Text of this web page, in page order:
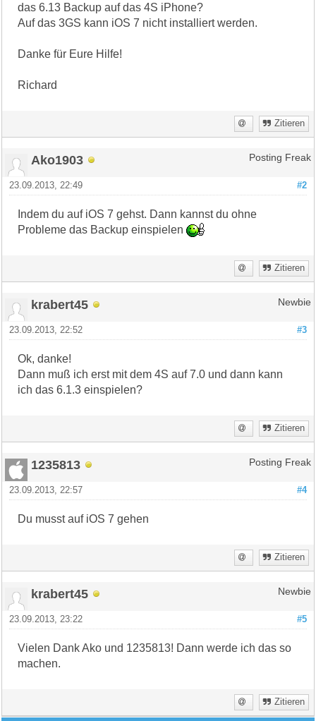
das 6.13 Backup auf das 4S iPhone?
Auf das 3GS kann iOS 7 nicht installiert werden.
Danke für Eure Hilfe!
Richard
Zitieren
Ako1903 Posting Freak
#2
23.09.2013, 22:49
Indem du auf iOS 7 gehst. Dann kannst du ohne
Probleme das Backup einspielen
Zitieren
krabert45 Newbie
#3
23.09.2013, 22:52
Ok, danke!
Dann muß ich erst mit dem 4S auf 7.0 und dann kann
ich das 6.1.3 einspielen?
Zitieren
1235813 Posting Freak
#4
23.09.2013, 22:57
Du musst auf iOS 7 gehen
Zitieren
krabert45 Newbie
#5
23.09.2013, 23:22
Vielen Dank Ako und 1235813! Dann werde ich das so
machen.
Zitieren